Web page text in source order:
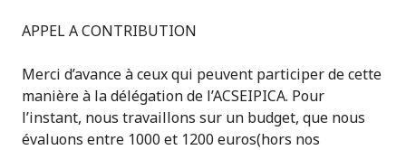
APPEL A CONTRIBUTION
Merci d’avance à ceux qui peuvent participer de cette
manière à la délégation de l’ACSEIPICA. Pour
l’instant, nous travaillons sur un budget, que nous
évaluons entre 1000 et 1200 euros(hors nos